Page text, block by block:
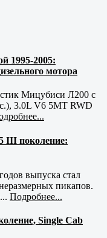
1995-2005:
мотора
Мицубиси Л200 с
3.0L V6 5MT RWD
III поколение:
выпуска стал
пикапов.
Подробнее...
Single Cab